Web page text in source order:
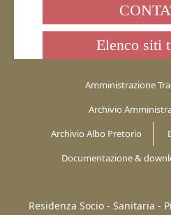
Elenco siti
Amministrazione
Archivio
Archivio Albo Pretorio
Documentazione &
Residenza Socio - Sanitaria -